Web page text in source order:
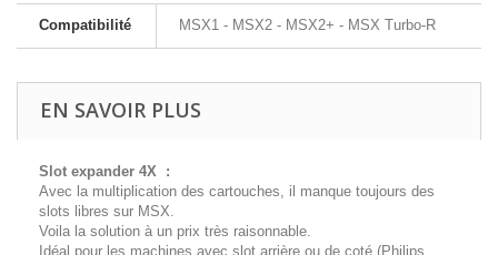
Compatibilité MSX1 - MSX2 - MSX2+ - MSX Turbo-R
EN SAVOIR PLUS
Slot expander 4X :
Avec la multiplication des cartouches, il manque toujours des
slots libres sur MSX.
Voila la solution à un prix très raisonnable.
Idéal pour les machines avec slot arrière ou de coté (Philips